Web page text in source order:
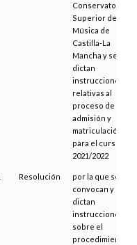
Conservatorio
Superior de
Música de
Castilla-La
Mancha y se
dictan
instrucciones
relativas al
proceso de
admisión y
matriculación
para el curso
2021/2022
Resolución
por la que se
convocan y se
dictan
instrucciones
sobre el
procedimiento